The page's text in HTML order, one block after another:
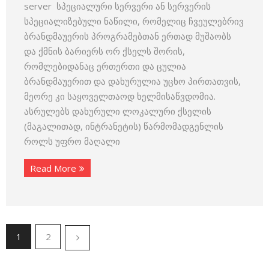
server სპეციალური სერვერი ან სერვერის
სპეციალიზებული ნაწილი, რომელიც ჩვეულებრივ
ბრანდმაუერის პროგრამებთან ერთად მუშაობს
და ქმნის ბარიერს ორ ქსელს შორის,
რომლებიდანაც ერთერთი და ცულია
ბრანდმაუერით და დახურულია უცხო პირთათვის,
მეორე კი საყოველთაოდ ხელმისაწვდომია.
ასრულებს დახურული ლოკალური ქსელის
(მაგალითად, ინტრანეტის) წარმომადგენლის
როლს უფრო მაღალი
Read More
1 2